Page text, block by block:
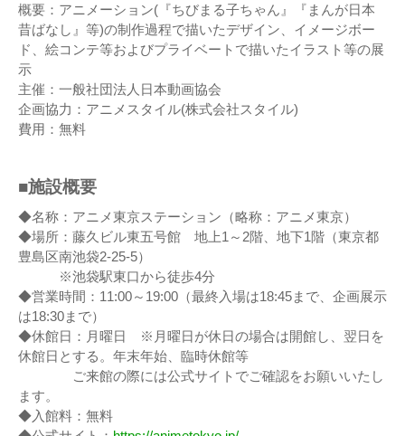
概要：アニメーション(『ちびまる子ちゃん』『まんが日本
昔ばなし』等)の制作過程で描いたデザイン、イメージボー
ド、絵コンテ等およびプライベートで描いたイラスト等の展
示
主催：一般社団法人日本動画協会
企画協力：アニメスタイル(株式会社スタイル)
費用：無料
■施設概要
◆名称：アニメ東京ステーション（略称：アニメ東京）
◆場所：藤久ビル東五号館 地上1～2階、地下1階（東京都
豊島区南池袋2-25-5）
※池袋駅東口から徒歩4分
◆営業時間：11:00～19:00（最終入場は18:45まで、企画展示
は18:30まで）
◆休館日：月曜日 ※月曜日が休日の場合は開館し、翌日を
休館日とする。年末年始、臨時休館等
ご来館の際には公式サイトでご確認をお願いいたし
ます。
◆入館料：無料